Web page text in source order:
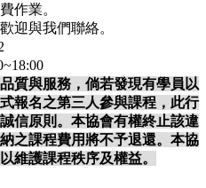
作業。
迎與我們聯絡。
質與服務，倘若發現有學員以
報名之第三人參與課程，此行
信原則。本協會有權終止該違
之課程費用將不予退還。本協
維護課程秩序及權益。